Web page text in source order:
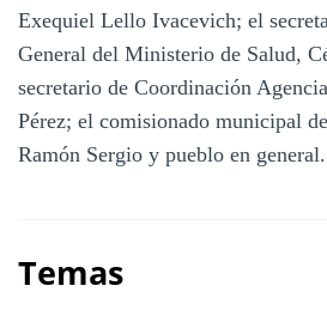
Exequiel Lello Ivacevich; el
General del Ministerio de Salud,
secretario de Coordinación
Pérez; el comisionado municipal
Ramón Sergio y pueblo en general.
Temas